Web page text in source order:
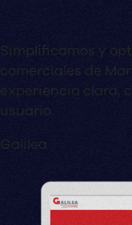
Simplificamos y
comerciales de
experiencia clara,
usuario.
Galilea